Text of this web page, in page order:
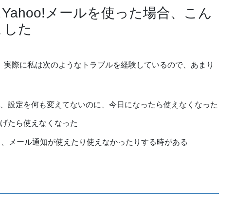
メールを使った場合、こん
た
際に私は次のようなトラブルを経験しているので、あまり
設定を何も変えてないのに、今日になったら使えなくなった
たら使えなくなった
メール通知が使えたり使えなかったりする時がある